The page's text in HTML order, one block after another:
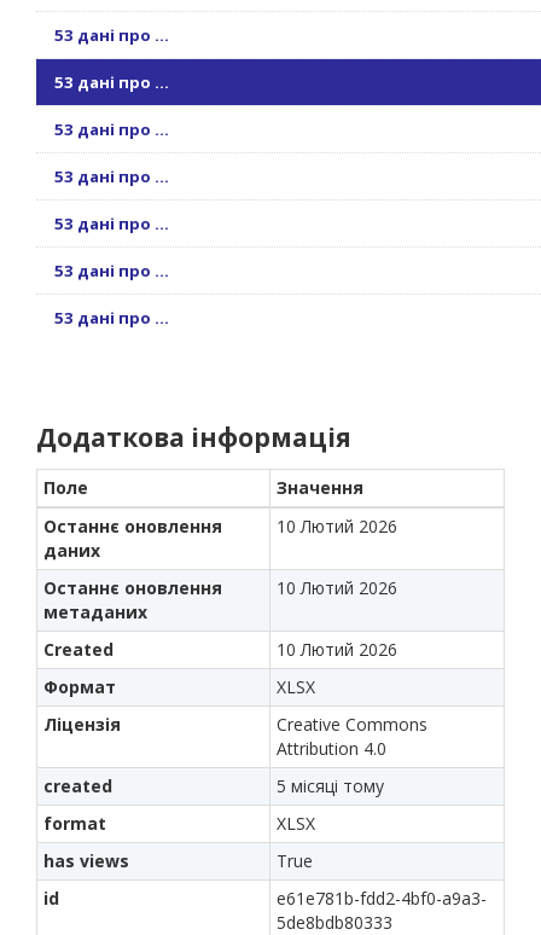
53 дані про ...
53 дані про ...
53 дані про ...
53 дані про ...
53 дані про ...
53 дані про ...
53 дані про ...
Додаткова інформація
Поле
Значення
Останнє оновлення
даних
10 Лютий 2026
Останнє оновлення
метаданих
10 Лютий 2026
Created
10 Лютий 2026
Формат
XLSX
Ліцензія
Creative Commons
Attribution 4.0
created
5 місяці тому
format
XLSX
has views
True
id
e61e781b-fdd2-4bf0-a9a3-
5de8bdb80333